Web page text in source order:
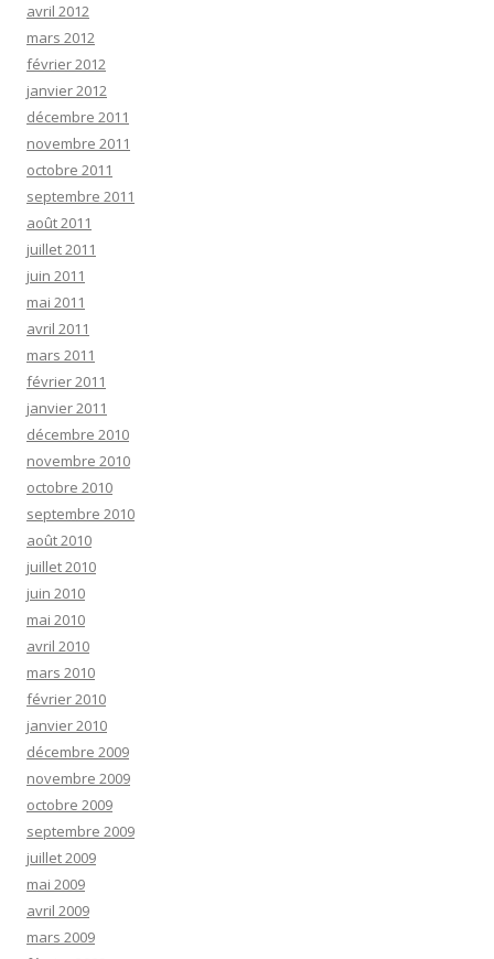
avril 2012
mars 2012
février 2012
janvier 2012
décembre 2011
novembre 2011
octobre 2011
septembre 2011
août 2011
juillet 2011
juin 2011
mai 2011
avril 2011
mars 2011
février 2011
janvier 2011
décembre 2010
novembre 2010
octobre 2010
septembre 2010
août 2010
juillet 2010
juin 2010
mai 2010
avril 2010
mars 2010
février 2010
janvier 2010
décembre 2009
novembre 2009
octobre 2009
septembre 2009
juillet 2009
mai 2009
avril 2009
mars 2009